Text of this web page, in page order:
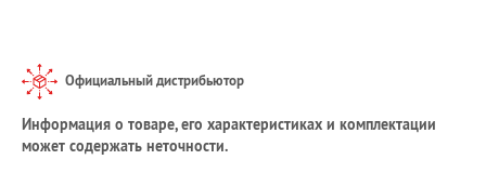
Официальный дистрибьютор
Информация о товаре, его характеристиках и комплектации
может содержать неточности.